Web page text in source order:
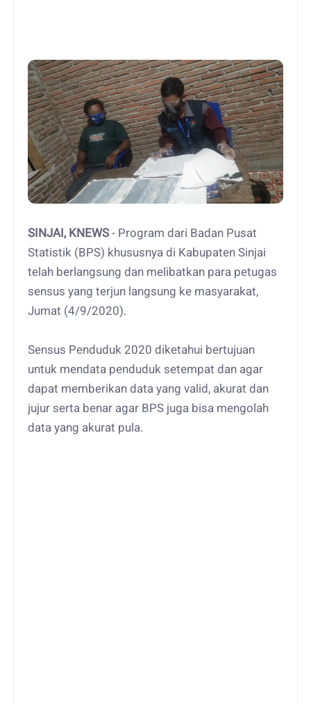
SINJAI, KNEWS - Program dari Badan Pusat
Statistik (BPS) khususnya di Kabupaten Sinjai
telah berlangsung dan melibatkan para petugas
sensus yang terjun langsung ke masyarakat,
Jumat (4/9/2020).
Sensus Penduduk 2020 diketahui bertujuan
untuk mendata penduduk setempat dan agar
dapat memberikan data yang valid, akurat dan
jujur serta benar agar BPS juga bisa mengolah
data yang akurat pula.